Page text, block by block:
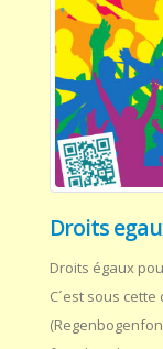
Droits
Droits égaux
C´est sous